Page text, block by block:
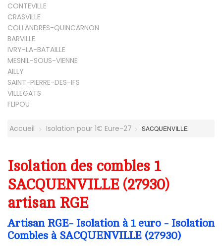
CONTEVILLE
CRASVILLE
COLLANDRES-QUINCARNON
BARVILLE
IVRY-LA-BATAILLE
MESNIL-SOUS-VIENNE
AILLY
SAINT-PIERRE-DES-IFS
VILLEGATS
FLIPOU
Accueil Isolation pour 1€ Eure-27 SACQUENVILLE
Isolation des combles 1
SACQUENVILLE (27930)
artisan RGE
Artisan RGE- Isolation à 1 euro - Isolation
Combles à SACQUENVILLE (27930)